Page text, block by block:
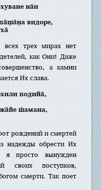
на̄и
видоре,
трех мирах нет
как Они! Даже
а камни
Их слава.
под̣ийа̄,
ш́амана,
рождений и смертей
надежды обрести Их
я просто вынужден
своих поступков,
смерти. Так поет